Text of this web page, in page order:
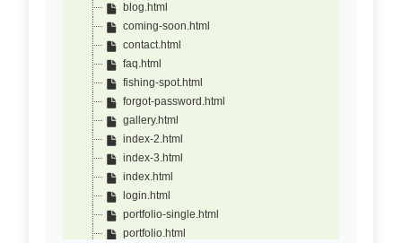
blog.html
coming-soon.html
contact.html
faq.html
fishing-spot.html
forgot-password.html
gallery.html
index-2.html
index-3.html
index.html
login.html
portfolio-single.html
portfolio.html